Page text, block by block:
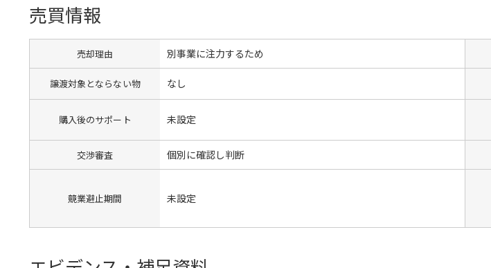
売買情報
売却理由 別事業に注力するため
譲渡対象とならない物 なし
購入後のサポート 未設定
交渉審査 個別に確認し判断
競業避止期間 未設定